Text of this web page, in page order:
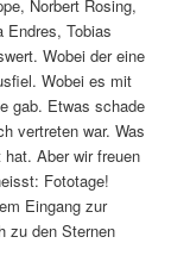
Norbert Rosing,
Endres, Tobias
Wobei der eine
Wobei es mit
gab. Etwas schade
vertreten war. Was
Aber wir freuen
Fototage!
Eingang zur
zu den Sternen